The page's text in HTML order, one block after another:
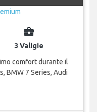
business_center
3 Valigie
comfort durante il
BMW 7 Series, Audi